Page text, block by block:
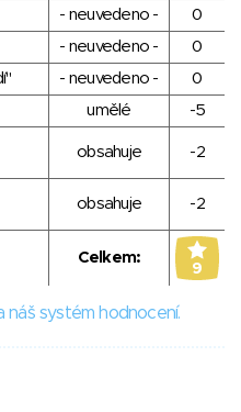
- neuvedeno -
0
- neuvedeno -
0
- neuvedeno -
0
umělé
-5
obsahuje -2
obsahuje -2
Celkem:
9
náš systém hodnocení.